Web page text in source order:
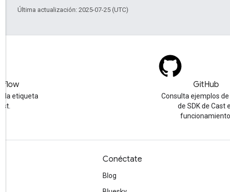
Última actualización: 2025-07-25 (UTC)
la etiqueta
GitHub
Consulta ejemplos
de SDK de Cast
funcionamiento.
Conéctate
Blog